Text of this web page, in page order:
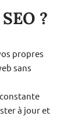
?
propres
sans
constante
à jour et